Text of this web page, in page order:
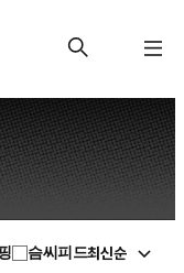
슴씨피드최신순